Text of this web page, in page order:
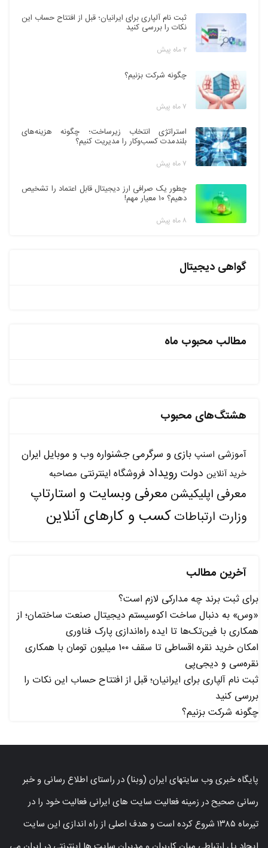
ثبت نام آلپاری برای ایرانیان؛ قبل از افتتاح حساب این
نکات را بررسی کنید
۲ ماه پیش
چگونه شرکت بزنیم؟
۷ ماه پیش
استراتژی انتخاب زیرساخت؛ چگونه هزینه‌های
بلندمدت کسب‌وکار را مدیریت کنیم؟
۷ ماه پیش
چطور یک صرافی ارز دیجیتال قابل اعتماد را تشخیص
دهیم؟ ۱۰ معیار مهم!
۸ ماه پیش
گواهی دیجیتال
مطالب محبوب ماه
هشتگ‌های محبوب
آموزشی اسنپ بازی و سرگرمی جشنواره وب و موبایل ایران
خرید آنلاین دولت رویداد فروشگاه اینترنتی مصاحبه
معرفی اپلیکیشن معرفی وبسایت و استارتاپ
وزارت ارتباطاتکسب و کارهای آنلاین
آخرین مطالب
برای ثبت برند چه مدارکی لازم است؟
«وس» به دنبال ساخت اکوسیستم دیجیتال صنعت ساختمان؛ از
همکاری با فین‌تک‌ها تا ایده راه‌اندازی پارک فناوری
امکان خرید نقره اقساطی تا سقف ۱۰۰ میلیون تومان با همکاری
نقره‌سی و دیجی‌پی
ثبت نام آلپاری برای ایرانیان؛ قبل از افتتاح حساب این نکات را
بررسی کنید
چگونه شرکت بزنیم؟
پایگاه خبری وب سایتهای ایران (وبنا) در راستای اطلاع رسانی و خبر
رسانی صحیح در زمینه فعالیت سایت های ایرانی فعالیت خود را در
تیرماه ۱۳۸۵ شروع کرده است و هدف اصلی از راه اندازی این سایت